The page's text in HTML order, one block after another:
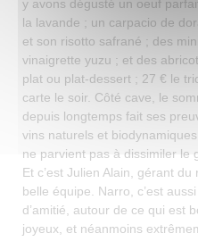
y avons dégusté un oeuf
la lavande ; un carpacio de
et son risotto safrané ; des
vinaigrette yuzu ; et des
plat ou plat-dessert ; 27 € le
carte le soir. Côté cave, le
depuis longtemps fait ses
vins naturels et
ne parvient pas à dissimiler le
Et c’est Julien Alain, gérant
belle équipe. Narro, c’est
d’amitié, autour de ce qui est
joyeux, et néanmoins